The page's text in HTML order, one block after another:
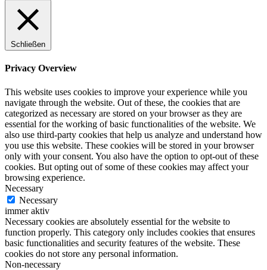
Schließen
Privacy Overview
This website uses cookies to improve your experience while you
navigate through the website. Out of these, the cookies that are
categorized as necessary are stored on your browser as they are
essential for the working of basic functionalities of the website. We
also use third-party cookies that help us analyze and understand how
you use this website. These cookies will be stored in your browser
only with your consent. You also have the option to opt-out of these
cookies. But opting out of some of these cookies may affect your
browsing experience.
Necessary
Necessary
immer aktiv
Necessary cookies are absolutely essential for the website to
function properly. This category only includes cookies that ensures
basic functionalities and security features of the website. These
cookies do not store any personal information.
Non-necessary